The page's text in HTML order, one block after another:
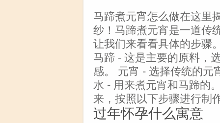
马蹄煮元宵怎么做在这里
纱！马蹄煮元宵是一道传
让我们来看看具体的步骤
马蹄 - 这是主要的原料，
感。 元宵 - 选择传统的元
水 - 用来煮元宵和马蹄的
来，按照以下步骤进行制
过年怀孕什么寓意